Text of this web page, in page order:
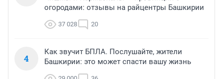
огородами: отзывы на райцентры Башкирии
37 028 20
4
Как звучит БПЛА. Послушайте, жители
Башкирии: это может спасти вашу жизнь